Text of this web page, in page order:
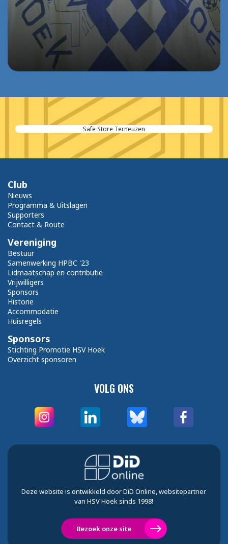
Safe Store Terneuzen
VOLG ONS
Club
Nieuws
Programma & Uitslagen
Supporters
Contact & Route
Vereniging
Bestuur
Samenwerking HPBC '23
Lidmaatschap en contributie
Vrijwilligers
Sponsors
Historie
Accommodatie
Huisregels
Sponsors
Stichting Promotie HSV Hoek
Overzicht sponsoren
Deze website is ontwikkeld door DiD Online, websitepartner
van HSV Hoek sinds 1998!
Bezoek onze site